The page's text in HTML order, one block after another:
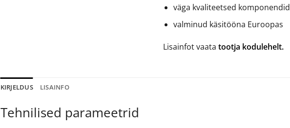
väga kvaliteetsed komponendid
valminud käsitööna Euroopas
Lisainfot vaatatootja kodulehelt.
KIRJELDUS LISAINFO
Tehnilised parameetrid